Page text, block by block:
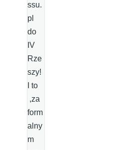
ssu.
pl
do
IV
Rze
szy!
I to
,za
form
alny
m